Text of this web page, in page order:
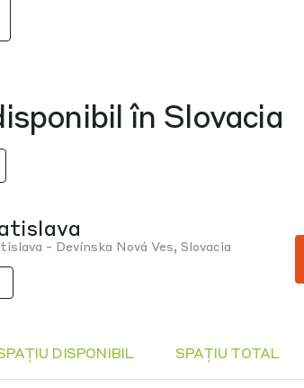
în Slovacia
- Devínska Nová Ves, Slovacia
DISPONIBIL SPAȚIU TOTAL